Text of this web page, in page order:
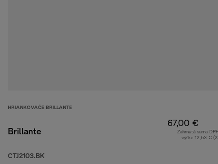
HRIANKOVAČE BRILLANTE
Brillante
CTJ2103.BK
67,00 €
Zahrnutá suma
výške 12,53 €